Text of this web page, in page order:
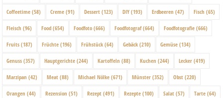
Coffeetime (58) Creme (91) Dessert (123) DIY (193) Erdbeeren (47) Fisch (65)
Fleisch (96) Food (654) Foodfoto (666) Foodfotograf(664) Foodfotografie (666)
Fruits (187) Früchte (196) Frühstück (64) Gebäck (210) Gemüse (134)
Genuss (357) Hauptgerichte (244) Kartoffeln (88) Kuchen (244) Lecker (419)
Marzipan (42) Meat (88) Michael Nölke (671) Münster (352) Obst (220)
Orangen (44) Rezension (51) Rezept (491) Rezepte (100) Salat (57) Tarte (64)